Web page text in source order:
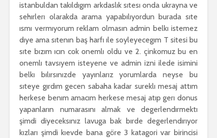
istanbuldan takıldıgım arkdaslık sıtesı onda ukrayna ve
sehırlerı olarakda arama yapabılıyordun burada sıte
ısmı vermıyorum reklam olmasın admin belkı istemez
dıye ama sıtenın baş harfı ıle soyleyecegım T sitesi bu
sıte bızım ıcın cok onemlı oldu ve 2. çinkomuz bu en
onemlı tavsıyem isteyene ve admin izni ilede isimini
belkı bılırsınızde yayınlarız yorumlarda neyse bu
sıteye gırdım gecen sabaha kadar sureklı mesaj attım
herkese benım amacım herkese mesaj atıp gerı donus
yapanların numarasını almak ve degerlendırmektı
şimdi diyeceksınız lavuga bak bırde degerlendırıyor
kızları şimdi kıevde bana göre 3 katagori var birincisi